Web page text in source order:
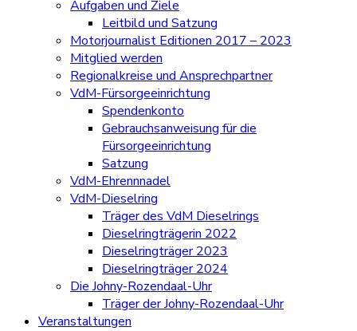
Aufgaben und Ziele
Leitbild und Satzung
Motorjournalist Editionen 2017 – 2023
Mitglied werden
Regionalkreise und Ansprechpartner
VdM-Fürsorgeeinrichtung
Spendenkonto
Gebrauchsanweisung für die
Fürsorgeeinrichtung
Satzung
VdM-Ehrennnadel
VdM-Dieselring
Träger des VdM Dieselrings
Dieselringträgerin 2022
Dieselringträger 2023
Dieselringträger 2024
Die Johny-Rozendaal-Uhr
Träger der Johny-Rozendaal-Uhr
Veranstaltungen